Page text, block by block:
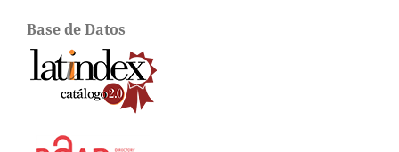
Base de Datos